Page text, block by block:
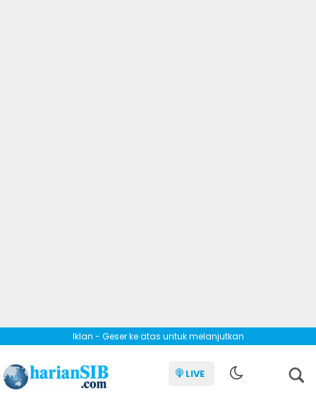
Iklan - Geser ke atas untuk melanjutkan
LIVE